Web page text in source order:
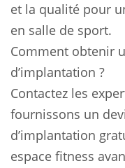
et la qualité pour
en salle de sport.
Comment obtenir
d’implantation ?
Contactez les
fournissons un
d’implantation
espace fitness